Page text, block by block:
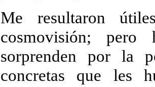
Me resultaron
cosmovisión;
sorprenden por la
concretas que les